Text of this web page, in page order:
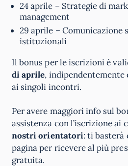
24 aprile – Strategie di
management
29 aprile – Comunicazione
istituzionali
Il bonus per le iscrizioni è
di aprile,
ai singoli incontri.
Per avere maggiori info sul
assistenza con l’iscrizione ai
nostri orientatori: ti basterà
pagina per ricevere al più
gratuita.